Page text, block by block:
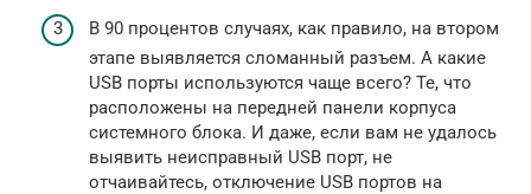
В 90 процентов случаях, как правило, на втором
этапе выявляется сломанный разъем. А какие
USB порты используются чаще всего? Те, что
расположены на передней панели корпуса
системного блока. И даже, если вам не удалось
выявить неисправный USB порт, не
отчаивайтесь, отключение USB портов на